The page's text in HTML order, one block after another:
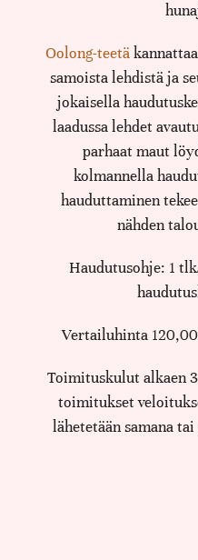
Oolong-teetä
samoista lehdistä ja
jokaisella
laadussa lehdet
parhaat maut
kolmannella
hauduttaminen
nähden
Haudutusohje: 1
Vertailuhinta
Toimituskulut alkaen
toimitukset
lähetetään samana